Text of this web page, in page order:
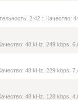
2:42 :: Качество:
48 kHz, 249 kbps,
48 kHz, 229 kbps,
48 kHz, 128 kbps,